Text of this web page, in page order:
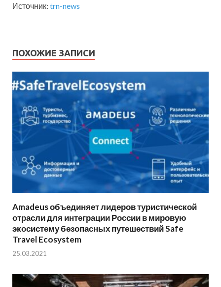
Источник: trn-news
ПОХОЖИЕ ЗАПИСИ
Amadeus объединяет лидеров туристической
отрасли для интеграции России в мировую
экосистему безопасных путешествий Safe
Travel Ecosystem
25.03.2021